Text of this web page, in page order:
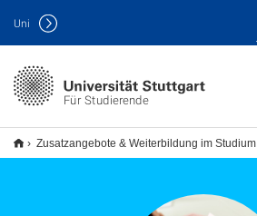
Für Studierende
Uni
Zusatzangebote & Weiterbildung im Studium